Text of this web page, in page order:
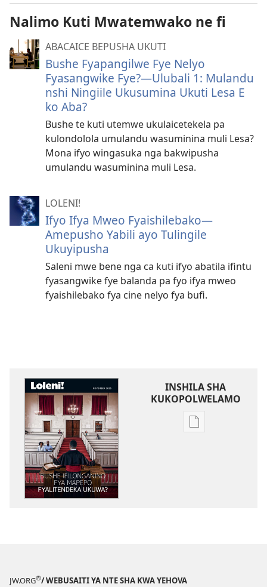
Nalimo Kuti Mwatemwako ne fi
ABACAICE BEPUSHA UKUTI
Bushe Fyapangilwe Fye Nelyo
Fyasangwike Fye?​—Ulubali 1: Mulandu
nshi Ningiile Ukusumina Ukuti Lesa E
ko Aba?
Bushe te kuti utemwe ukulaicetekela pa
kulondolola umulandu wasuminina muli Lesa?
Mona ifyo wingasuka nga bakwipusha
umulandu wasuminina muli Lesa.
LOLENI!
Ifyo Ifya Mweo Fyaishilebako​—
Amepusho Yabili ayo Tulingile
Ukuyipusha
Saleni mwe bene nga ca kuti ifyo abatila ifintu
fyasangwike fye balanda pa fyo ifya mweo
fyaishilebako fya cine nelyo fya bufi.
INSHILA SHA
KUKOPOLWELAMO
Inshila
JW.ORG®/ WEBUSAITI YA NTE SHA KWA YEHOVA